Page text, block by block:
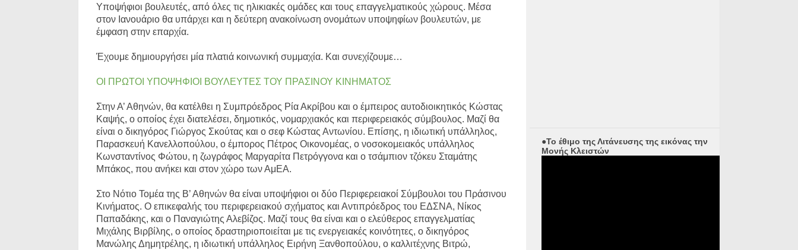
Υποψήφιοι βουλευτές, από όλες τις ηλικιακές ομάδες και τους επαγγελματικούς χώρους. Μέσα
στον Ιανουάριο θα υπάρχει και η δεύτερη ανακοίνωση ονομάτων υποψηφίων βουλευτών, με
έμφαση στην επαρχία.
Έχουμε δημιουργήσει μία πλατιά κοινωνική συμμαχία. Και συνεχίζουμε…
ΟΙ ΠΡΩΤΟΙ ΥΠΟΨΗΦΙΟΙ ΒΟΥΛΕΥΤΕΣ ΤΟΥ ΠΡΑΣΙΝΟΥ ΚΙΝΗΜΑΤΟΣ
Στην Α’ Αθηνών, θα κατέλθει η Συμπρόεδρος Ρία Ακρίβου και ο έμπειρος αυτοδιοικητικός Κώστας
Καψής, ο οποίος έχει διατελέσει, δημοτικός, νομαρχιακός και περιφερειακός σύμβουλος. Μαζί θα
είναι ο δικηγόρος Γιώργος Σκούτας και ο σεφ Κώστας Αντωνίου. Επίσης, η ιδιωτική υπάλληλος,
Παρασκευή Κανελλοπούλου, ο έμπορος Πέτρος Οικονομέας, ο νοσοκομειακός υπάλληλος
Κωνσταντίνος Φώτου, η ζωγράφος Μαργαρίτα Πετρόγγονα και ο τσάμπιον τζόκευ Σταμάτης
Μπάκος, που ανήκει και στον χώρο των ΑμΕΑ.
Στο Νότιο Τομέα της Β’ Αθηνών θα είναι υποψήφιοι οι δύο Περιφερειακοί Σύμβουλοι του Πράσινου
Κινήματος. Ο επικεφαλής του περιφερειακού σχήματος και Αντιπρόεδρος του ΕΔΣΝΑ, Νίκος
Παπαδάκης, και ο Παναγιώτης Αλεβίζος. Μαζί τους θα είναι και ο ελεύθερος επαγγελματίας
Μιχάλης Βιρβίλης, ο οποίος δραστηριοποιείται με τις ενεργειακές κοινότητες, ο δικηγόρος
Μανώλης Δημητρέλης, η ιδιωτική υπάλληλος Ειρήνη Ξανθοπούλου, ο καλλιτέχνης Βιτρώ,
●Το έθιμο της Λιτάνευσης της εικόνας την
Μονής Κλειστών